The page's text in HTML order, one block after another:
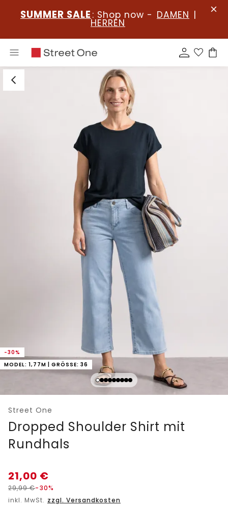
SUMMER SALE : Shop now - DAMEN |
HERREN
-30%
MODEL: 1,77M | GRÖSSE: 36
Street One
Dropped Shoulder Shirt mit
Rundhals
21,00 €
29,99€-30%
inkl. MwSt. zzgl. Versandkosten